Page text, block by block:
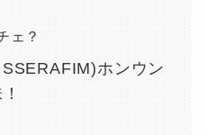
ェ？
ホンウン